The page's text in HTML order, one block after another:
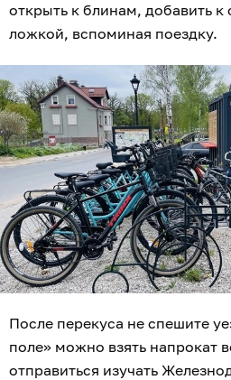
открыть к блинам, добавить к
ложкой, вспоминая поездку.
После перекуса не спешите
поле» можно взять напрокат
отправиться изучать